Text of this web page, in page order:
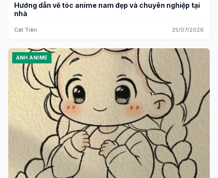
Hướng dẫn vẽ tóc anime nam đẹp và chuyên nghiệp tại
nhà
Cát Tiên 25/07/2026
ẢNH ANIME